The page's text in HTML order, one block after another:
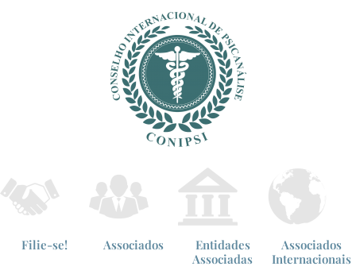
Filie-se! Associados
Entidades
Associadas
Associados
Internacionais